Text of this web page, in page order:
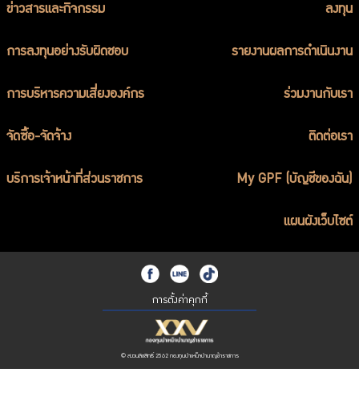
ข่าวสารและกิจกรรม ลงทุน
การลงทุนอย่างรับผิดชอบ รายงานผลการดำเนินงาน
การบริหารความเสี่ยงองค์กร ร่วมงานกับเรา
จัดซื้อ-จัดจ้าง ติดต่อเรา
บริการเจ้าหน้าที่ส่วนราชการ My GPF (บัญชีของฉัน)
แผนผังเว็บไซต์
การตั้งค่าคุกกี้
© สงวนลิขสิทธิ์ 2562 กองทุนบำเหน็จบำนาญข้าราชการ